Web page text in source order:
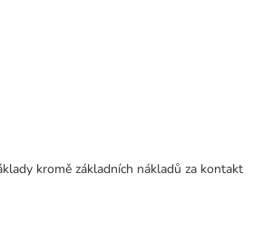
kromě základních nákladů za kontakt